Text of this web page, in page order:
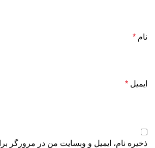
نام *
ایمیل *
ذخیره نام، ایمیل و وبسایت من در مرورگر